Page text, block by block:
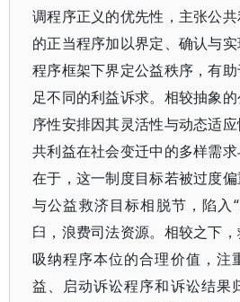
调程序正义的优先性，主张公
的正当程序加以界定、确认与
程序框架下界定公益秩序，有
足不同的利益诉求。相较抽象
序性安排因其灵活性与动态适
共利益在社会变迁中的多样需
在于，这一制度目标若被过度
与公益救济目标相脱节，陷入
臼，浪费司法资源。相较之下
吸纳程序本位的合理价值，注
益、启动诉讼程序和诉讼结果